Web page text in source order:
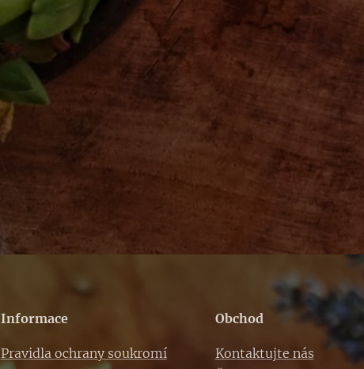
Informace
Pravidla ochrany soukromí
Obchod
Kontaktujte nás